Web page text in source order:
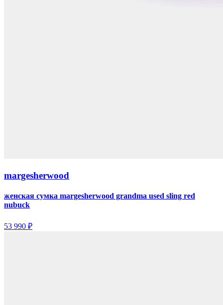
margesherwood
женская сумка margesherwood grandma used sling red
nubuck
53 990 ₽